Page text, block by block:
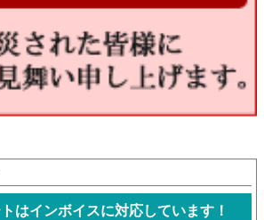
はインボイスに対応しています！